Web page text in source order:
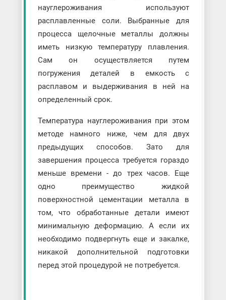
науглероживания используют
расплавленные соли. Выбранные для
процесса щелочные металлы должны
иметь низкую температуру плавления.
Сам он осуществляется путем
погружения деталей в емкость с
расплавом и выдерживания в ней на
определенный срок.
Температура науглероживания при этом
методе намного ниже, чем для двух
предыдущих способов. Зато для
завершения процесса требуется гораздо
меньше времени - до трех часов. Еще
одно преимущество жидкой
поверхностной цементации металла в
том, что обработанные детали имеют
минимальную деформацию. А если их
необходимо подвергнуть еще и закалке,
никакой дополнительной подготовки
перед этой процедурой не потребуется.